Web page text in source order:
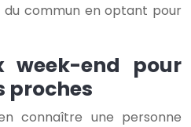
du commun en optant pour
week-end pour
proches
connaître une personne